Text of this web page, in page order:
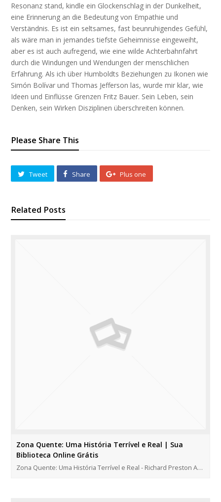
Resonanz stand, kindle ein Glockenschlag in der Dunkelheit,
eine Erinnerung an die Bedeutung von Empathie und
Verständnis. Es ist ein seltsames, fast beunruhigendes Gefühl,
als wäre man in jemandes tiefste Geheimnisse eingeweiht,
aber es ist auch aufregend, wie eine wilde Achterbahnfahrt
durch die Windungen und Wendungen der menschlichen
Erfahrung. Als ich über Humboldts Beziehungen zu Ikonen wie
Simón Bolívar und Thomas Jefferson las, wurde mir klar, wie
Ideen und Einflüsse Grenzen Fritz Bauer. Sein Leben, sein
Denken, sein Wirken Disziplinen überschreiten können.
Please Share This
Tweet Share Plus one
Related Posts
Zona Quente: Uma História Terrível e Real | Sua
Biblioteca Online Grátis
Zona Quente: Uma História Terrível e Real - Richard Preston A…